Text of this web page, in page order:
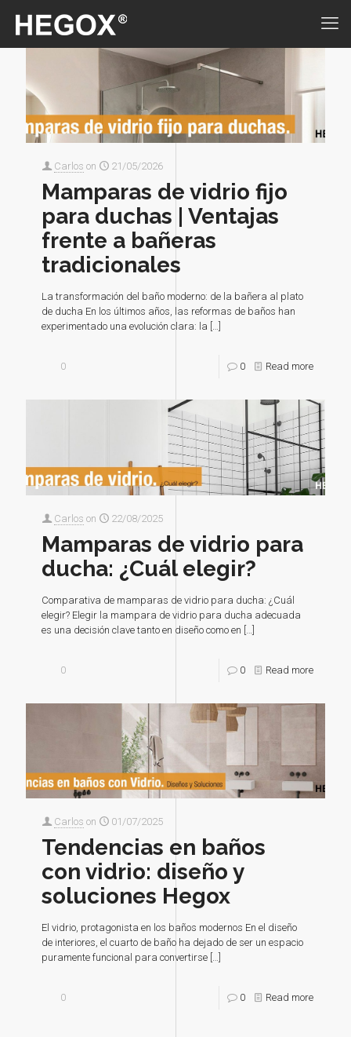
Carlos on 21/05/2026
Mamparas de vidrio fijo
para duchas | Ventajas
frente a bañeras
tradicionales
La transformación del baño moderno: de la bañera al plato
de ducha En los últimos años, las reformas de baños han
experimentado una evolución clara: la […]
0 0 Read more
Carlos on 22/08/2025
Mamparas de vidrio para
ducha: ¿Cuál elegir?
Comparativa de mamparas de vidrio para ducha: ¿Cuál
elegir? Elegir la mampara de vidrio para ducha adecuada
es una decisión clave tanto en diseño como en
0 0 Read more
Carlos on 01/07/2025
Tendencias en baños
con vidrio: diseño y
soluciones Hegox
El vidrio, protagonista en los baños modernos En el diseño
de interiores, el cuarto de baño ha dejado de ser un espacio
puramente funcional para convertirse […]
0 0 Read more